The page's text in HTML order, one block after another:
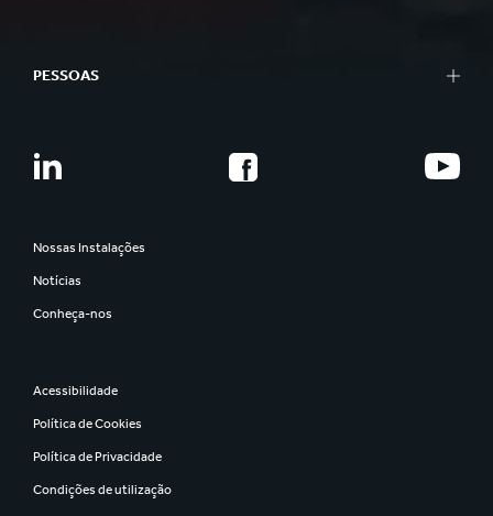
PESSOAS
Nossas Instalações
Notícias
Conheça-nos
Acessibilidade
Política de Cookies
Política de Privacidade
Condições de utilização